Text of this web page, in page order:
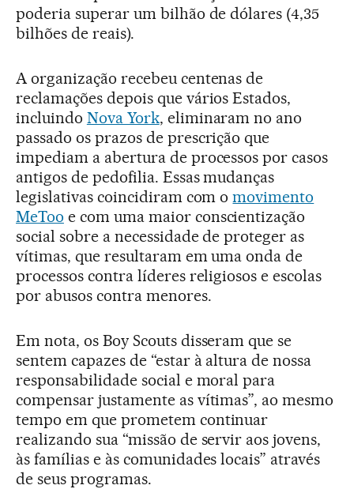
poderia superar um bilhão de dólares (4,35
bilhões de reais).
A organização recebeu centenas de
reclamações depois que vários Estados,
incluindo Nova York, eliminaram no ano
passado os prazos de prescrição que
impediam a abertura de processos por casos
antigos de pedofilia. Essas mudanças
legislativas coincidiram com omovimento
MeToo e com uma maior conscientização
social sobre a necessidade de proteger as
vítimas, que resultaram em uma onda de
processos contra líderes religiosos e escolas
por abusos contra menores.
Em nota, os Boy Scouts disseram que se
sentem capazes de “estar à altura de nossa
responsabilidade social e moral para
compensar justamente as vítimas”, ao mesmo
tempo em que prometem continuar
realizando sua “missão de servir aos jovens,
às famílias e às comunidades locais” através
de seus programas.